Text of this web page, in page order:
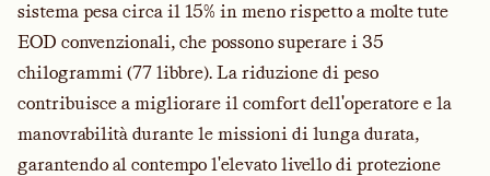
sistema pesa circa il 15% in meno rispetto a molte tute
EOD convenzionali, che possono superare i 35
chilogrammi (77 libbre). La riduzione di peso
contribuisce a migliorare il comfort dell'operatore e la
manovrabilità durante le missioni di lunga durata,
garantendo al contempo l'elevato livello di protezione